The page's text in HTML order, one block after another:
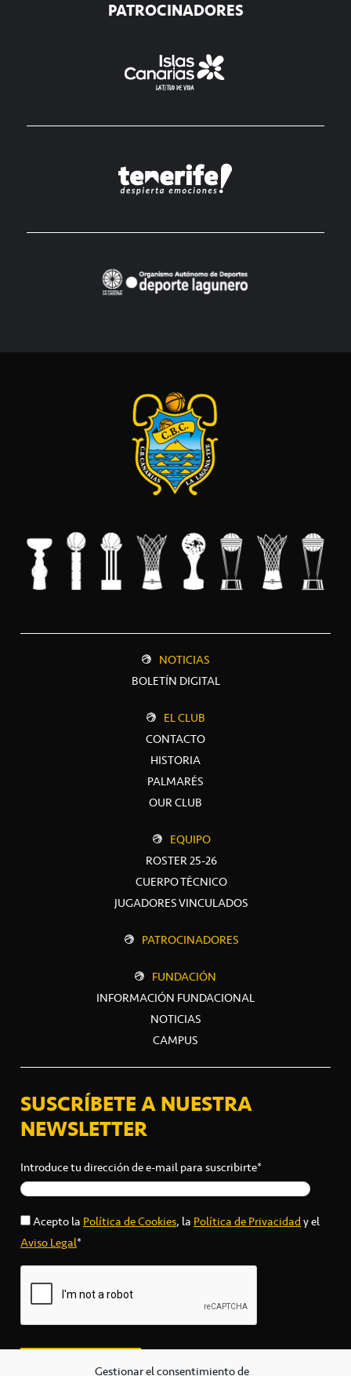
Gestionar el consentimiento de
PATROCINADORES
NOTICIAS
BOLETÍN DIGITAL
EL CLUB
CONTACTO
HISTORIA
PALMARÉS
OUR CLUB
EQUIPO
ROSTER 25-26
CUERPO TÉCNICO
JUGADORES VINCULADOS
PATROCINADORES
FUNDACIÓN
INFORMACIÓN FUNDACIONAL
NOTICIAS
CAMPUS
SUSCRÍBETE A NUESTRA
NEWSLETTER
Introduce tu dirección de e-mail para suscribirte*
Acepto laPolítica de Cookies, laPolítica de Privacidady el
Aviso Legal*